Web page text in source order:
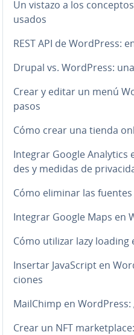
Un vistazo a los
usados
REST API de WordPress:
Drupal vs. WordPress:
Crear y editar un menú
pasos
Cómo crear una tienda
Integrar Google
des y medidas de
Cómo eliminar las
Integrar Google Maps en
Cómo utilizar lazy loading
Insertar Ja­va­S­cri­pt en
cio­nes
MailChimp en
Crear un NFT